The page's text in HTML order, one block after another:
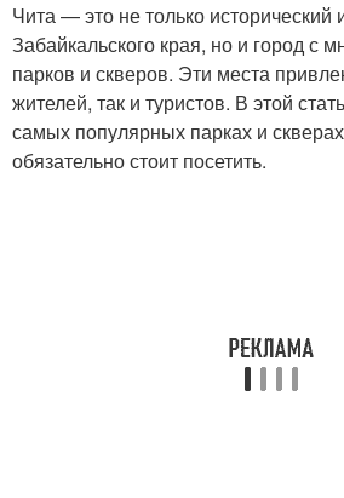
Чита — это не только исторический
Забайкальского края, но и город с
парков и скверов. Эти места
жителей, так и туристов. В этой
самых популярных парках и
обязательно стоит посетить.